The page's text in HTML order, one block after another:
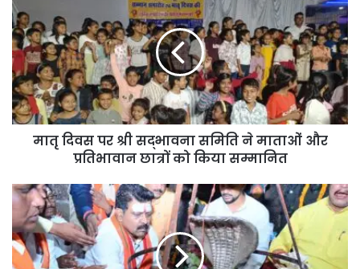
मातृ दिवस पर श्री सद्भावना समिति ने माताओं और
प्रतिभावान छात्रों को किया सम्मानित